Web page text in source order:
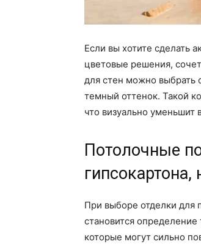
Если вы хотите сделать
цветовые решения,
для стен можно выбрать
темный оттенок. Такой
что визуально уменьшит
Потолочные
При выборе отделки для
становится
которые могут сильно